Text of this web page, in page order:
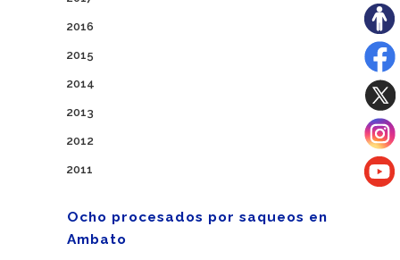
2016
2015
2014
2013
2012
2011
Ocho procesados por saqueos en
Ambato